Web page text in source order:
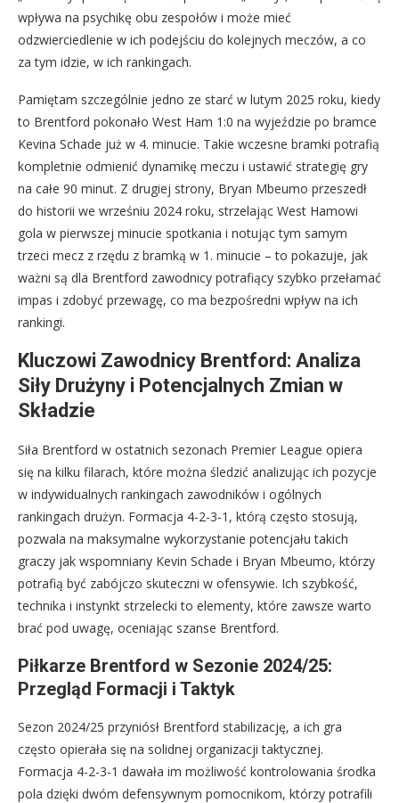
wpływa na psychikę obu zespołów i może mieć
odzwierciedlenie w ich podejściu do kolejnych meczów, a co
za tym idzie, w ich rankingach.
Pamiętam szczególnie jedno ze starć w lutym 2025 roku, kiedy
to Brentford pokonało West Ham 1:0 na wyjeździe po bramce
Kevina Schade już w 4. minucie. Takie wczesne bramki potrafią
kompletnie odmienić dynamikę meczu i ustawić strategię gry
na całe 90 minut. Z drugiej strony, Bryan Mbeumo przeszedł
do historii we wrześniu 2024 roku, strzelając West Hamowi
gola w pierwszej minucie spotkania i notując tym samym
trzeci mecz z rzędu z bramką w 1. minucie – to pokazuje, jak
ważni są dla Brentford zawodnicy potrafiący szybko przełamać
impas i zdobyć przewagę, co ma bezpośredni wpływ na ich
rankingi.
Kluczowi Zawodnicy Brentford: Analiza
Siły Drużyny i Potencjalnych Zmian w
Składzie
Siła Brentford w ostatnich sezonach Premier League opiera
się na kilku filarach, które można śledzić analizując ich pozycje
w indywidualnych rankingach zawodników i ogólnych
rankingach drużyn. Formacja 4-2-3-1, którą często stosują,
pozwala na maksymalne wykorzystanie potencjału takich
graczy jak wspomniany Kevin Schade i Bryan Mbeumo, którzy
potrafią być zabójczo skuteczni w ofensywie. Ich szybkość,
technika i instynkt strzelecki to elementy, które zawsze warto
brać pod uwagę, oceniając szanse Brentford.
Piłkarze Brentford w Sezonie 2024/25:
Przegląd Formacji i Taktyk
Sezon 2024/25 przyniósł Brentford stabilizację, a ich gra
często opierała się na solidnej organizacji taktycznej.
Formacja 4-2-3-1 dawała im możliwość kontrolowania środka
pola dzięki dwóm defensywnym pomocnikom, którzy potrafili